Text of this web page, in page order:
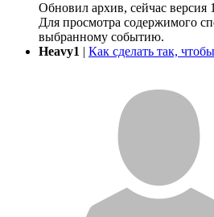
Обновил архив, сейчас версия
Для просмотра содержимого
выбранному событию.
Heavy1 | Как сделать так,